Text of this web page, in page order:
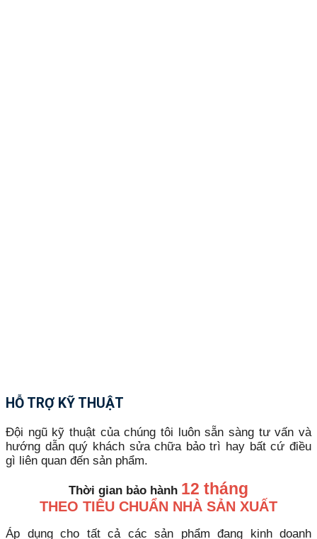
HỖ TRỢ KỸ THUẬT
Đội ngũ kỹ thuật của chúng tôi luôn sẵn sàng tư vấn và
hướng dẫn quý khách sửa chữa bảo trì hay bất cứ điều
gì liên quan đến sản phẩm.
Thời gian bảo hành 12 tháng
THEO TIÊU CHUẨN NHÀ SẢN XUẤT
Áp dụng cho tất cả các sản phẩm đang kinh doanh